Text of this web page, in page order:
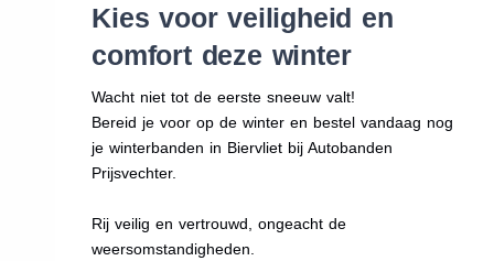
Kies voor veiligheid en
comfort deze winter
Wacht niet tot de eerste sneeuw valt!
Bereid je voor op de winter en bestel vandaag nog
je winterbanden in Biervliet bij Autobanden
Prijsvechter.
Rij veilig en vertrouwd, ongeacht de
weersomstandigheden.